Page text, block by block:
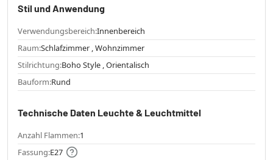
Stil und Anwendung
Verwendungsbereich:Innenbereich
Raum:Schlafzimmer , Wohnzimmer
Stilrichtung:Boho Style , Orientalisch
Bauform:Rund
Technische Daten Leuchte & Leuchtmittel
Anzahl Flammen:1
Fassung:E27